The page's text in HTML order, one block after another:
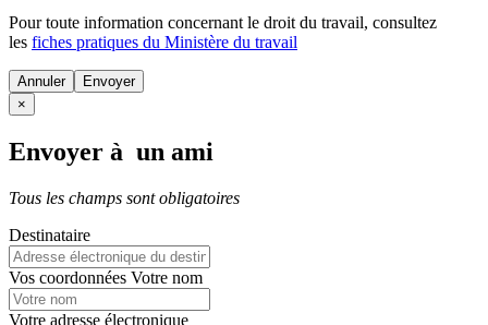
Pour toute information concernant le droit du travail, consultez
les fiches pratiques du Ministère du travail
Annuler
×
Envoyer à un ami
Tous les champs sont obligatoires
Destinataire
Vos coordonnées Votre nom
Votre adresse électronique